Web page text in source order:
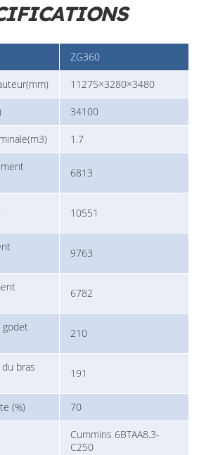
ZG360
11275×3280×3480
34100
1.7
6813
10551
9763
6782
godet
210
bras
191
(%) 70
Cummins 6BTAA8.3-
C250